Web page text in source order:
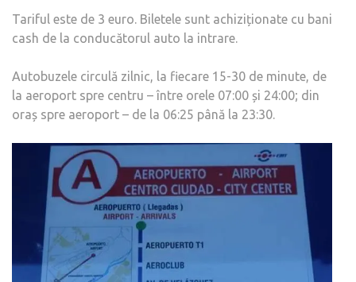
Tariful este de 3 euro. Biletele sunt achiziționate cu bani
cash de la conducătorul auto la intrare.
Autobuzele circulă zilnic, la fiecare 15-30 de minute, de
la aeroport spre centru – între orele 07:00 și 24:00; din
oraș spre aeroport – de la 06:25 până la 23:30.